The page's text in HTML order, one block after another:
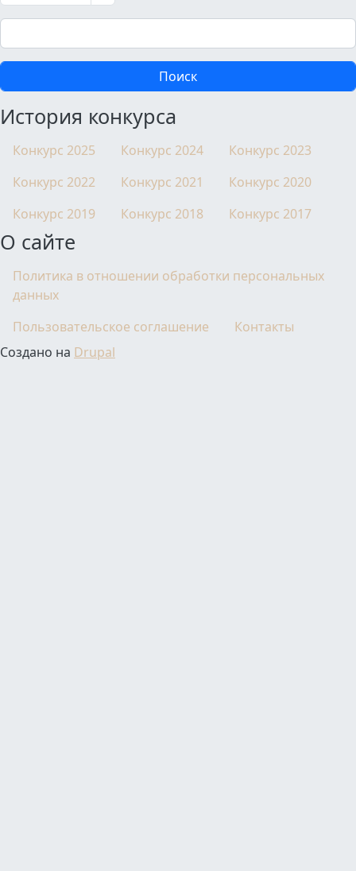
Поиск
История конкурса
Конкурс 2025 Конкурс 2024
Конкурс 2023
Конкурс 2022
Конкурс 2021
Конкурс 2020
Конкурс 2019
Конкурс 2018 Конкурс 2017
О сайте
Политика в отношении обработки персональных
данных
Пользовательское соглашение
Контакты
Создано на Drupal